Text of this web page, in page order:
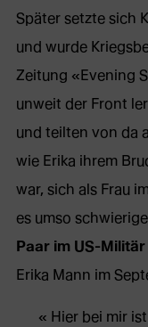
Später setzte sich
und wurde
Zeitung «Evening
unweit der Front
und teilten von da
wie Erika ihrem
war, sich als Frau
es umso
Paar im US-Militär
Erika Mann im
Hier bei mir